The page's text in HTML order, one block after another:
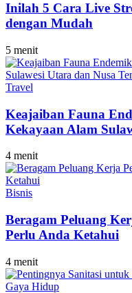
Inilah 5 Cara Live
dengan Mudah
5 menit
Travel
Keajaiban Fauna
Kekayaan Alam
4 menit
Bisnis
Beragam Peluang
Perlu Anda Ketahui
4 menit
Gaya Hidup